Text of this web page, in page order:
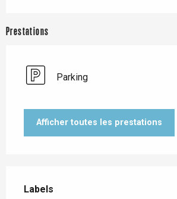
Prestations
Parking
Afficher toutes les prestations
Labels
Labels